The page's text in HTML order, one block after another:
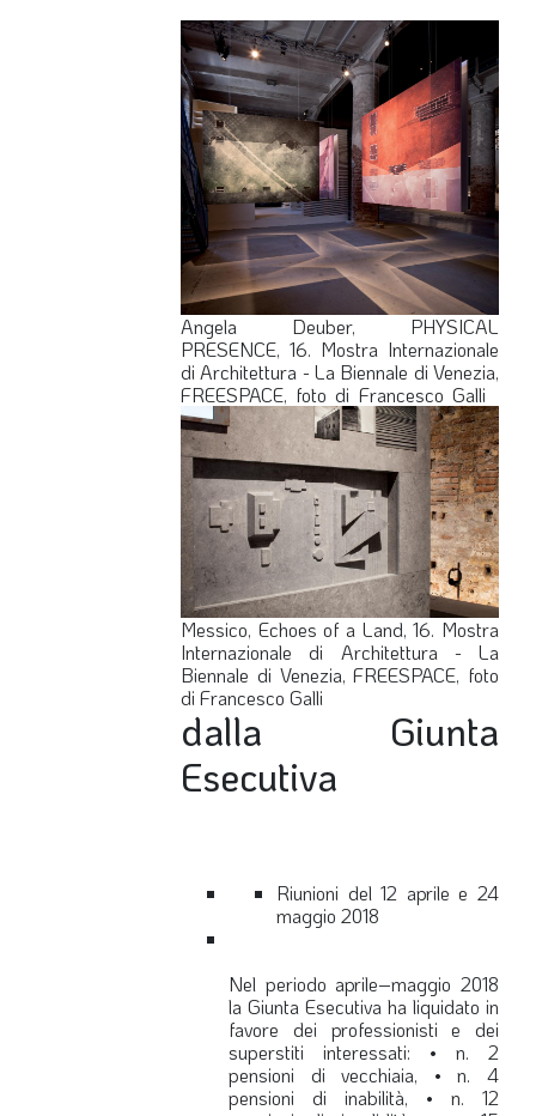
Angela Deuber, PHYSICAL
PRESENCE, 16. Mostra Internazionale
di Architettura - La Biennale di Venezia,
FREESPACE, foto di Francesco Galli
Messico, Echoes of a Land, 16. Mostra
Internazionale di Architettura - La
Biennale di Venezia, FREESPACE, foto
di Francesco Galli
dalla Giunta
Esecutiva
Riunioni del 12 aprile e 24
maggio 2018
Nel periodo aprile–maggio 2018
la Giunta Esecutiva ha liquidato in
favore dei professionisti e dei
superstiti interessati: • n. 2
pensioni di vecchiaia, • n. 4
pensioni di inabilità, • n. 12